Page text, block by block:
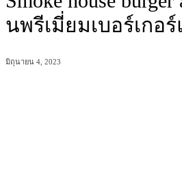
นพรีเมี่ยมเบอร์เกอ
มิถุนายน 4, 2023